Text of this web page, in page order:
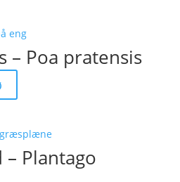
– Poa pratensis
Plantago